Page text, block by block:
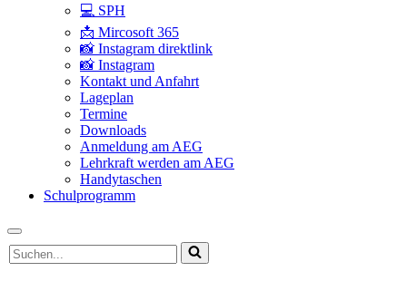
💻 SPH
📩 Mircosoft 365
📸 Instagram direktlink
📸 Instagram
Kontakt und Anfahrt
Lageplan
Termine
Downloads
Anmeldung am AEG
Lehrkraft werden am AEG
Handytaschen
Schulprogramm
Suchen
nach …